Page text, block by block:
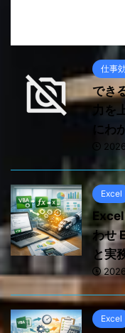
仕事
でき
力を
にわ
Excel
わせ
と実
Excel